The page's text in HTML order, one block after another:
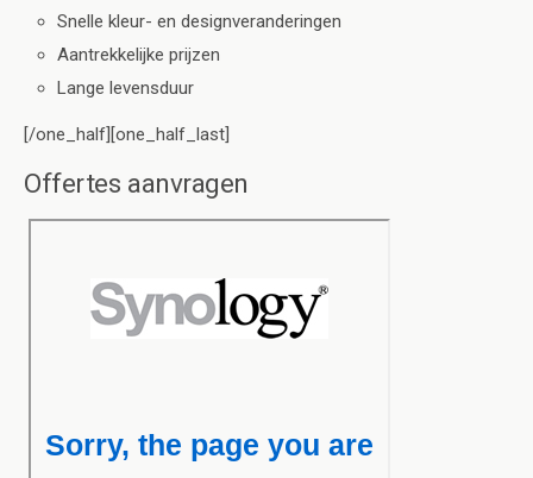
Snelle kleur- en designveranderingen
Aantrekkelijke prijzen
Lange levensduur
[/one_half][one_half_last]
Offertes aanvragen